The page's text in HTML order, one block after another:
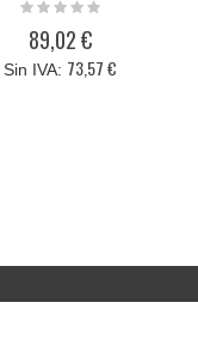
Rating:
89,02 €
73,57 €